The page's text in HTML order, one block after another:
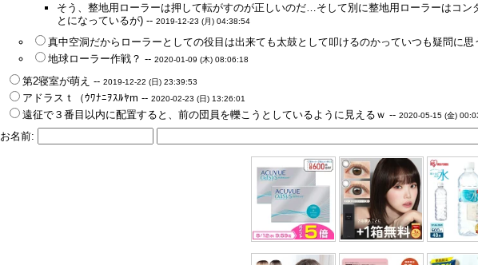
そう、整地用ローラーは押して転がすのが正しいのだ…そして別に整地用ローラーはコ
とになっているが) --2019-12-23 (月) 04:38:54
真中空洞だからローラーとしての役目は出来ても太鼓として叩けるのかっていつも疑問に
地球ローラー作戦？ --2020-01-09 (木) 08:06:18
第2寝室が萌え --2019-12-22 (日) 23:39:53
アドラスｔ（ｳﾜﾅﾆｦｽﾙﾔm --2020-02-23 (日) 13:26:01
遠征で３番目以内に配置すると、前の団員を轢こうとしているように見えるｗ --2020-05-15 (金)
お名前: